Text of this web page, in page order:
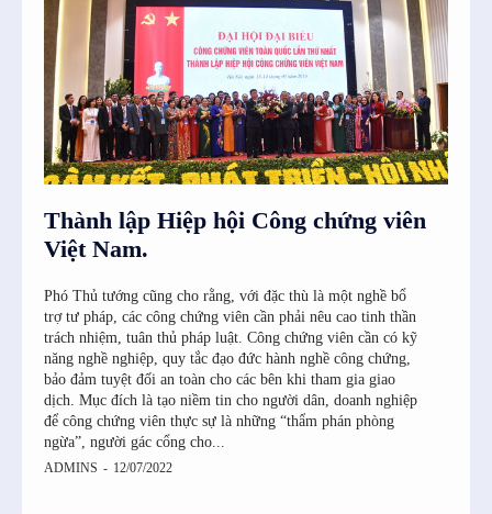
Thành lập Hiệp hội Công chứng viên
Việt Nam.
Phó Thủ tướng cũng cho rằng, với đặc thù là một nghề bổ
trợ tư pháp, các công chứng viên cần phải nêu cao tinh thần
trách nhiệm, tuân thủ pháp luật. Công chứng viên cần có kỹ
năng nghề nghiệp, quy tắc đạo đức hành nghề công chứng,
bảo đảm tuyệt đối an toàn cho các bên khi tham gia giao
dịch. Mục đích là tạo niềm tin cho người dân, doanh nghiệp
để công chứng viên thực sự là những “thẩm phán phòng
ngừa”, người gác cổng cho...
ADMINS - 12/07/2022